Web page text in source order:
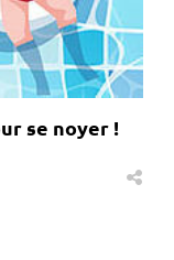
se noyer !